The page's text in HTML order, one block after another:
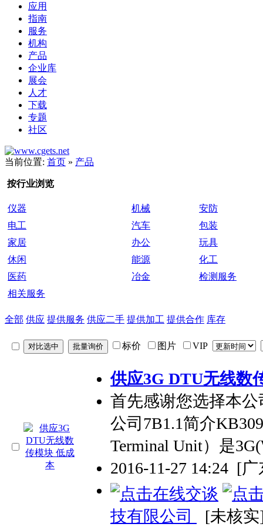
应用
指南
服务
机构
产品
企业库
展会
人才
下载
专题
社区
当前位置: 首页 » 产品
按行业浏览
仪器 机械
安防
电工
汽车
包装
家居
办公
玩具
休闲
能源
化工
医药
冶金
检测服务
相关服务
全部 供应 提供服务 供应二手 提供加工 提供合作 库存
标价 图片 VIP
供应3G DTU无线数
首先感谢您选择本
公司7B1.1简介
Terminal Unit）是
2016-11-27 14:24 [广
技有限公司 [未核